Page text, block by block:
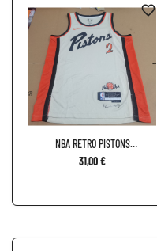
NBA RETRO PISTONS
CUNNINGHAM 2
31,00 €
favorite_border